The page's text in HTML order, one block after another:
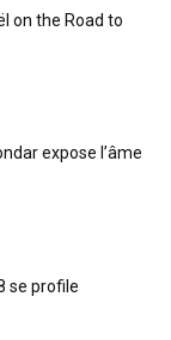
on the Road to
expose l’âme
se profile